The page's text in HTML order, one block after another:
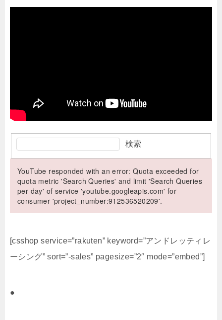
検索
YouTube responded with an error: Quota exceeded for
quota metric 'Search Queries' and limit 'Search Queries
per day' of service 'youtube.googleapis.com' for
consumer 'project_number:912536520209'.
[csshop service=”rakuten” keyword=”アンドレッティレ
ーシング” sort=”-sales” pagesize=”2″ mode=”embed”]
●